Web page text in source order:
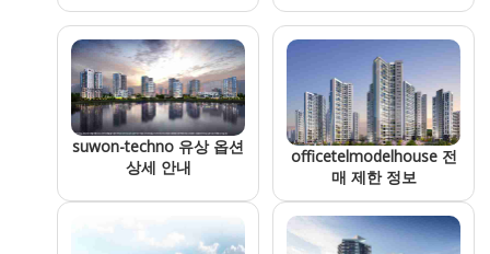
suwon-techno 유상 옵션
상세 안내
officetelmodelhouse 전
매 제한 정보